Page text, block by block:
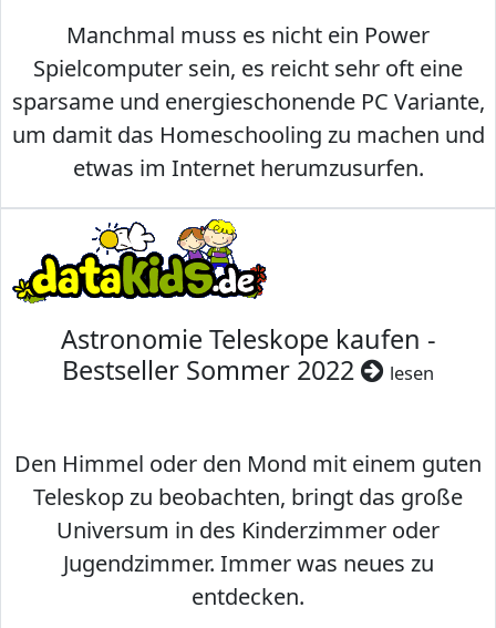
Manchmal muss es nicht ein Power
Spielcomputer sein, es reicht sehr oft eine
sparsame und energieschonende PC Variante,
um damit das Homeschooling zu machen und
etwas im Internet herumzusurfen.
Astronomie Teleskope kaufen -
Bestseller Sommer 2022
lesen
Den Himmel oder den Mond mit einem guten
Teleskop zu beobachten, bringt das große
Universum in des Kinderzimmer oder
Jugendzimmer. Immer was neues zu
entdecken.